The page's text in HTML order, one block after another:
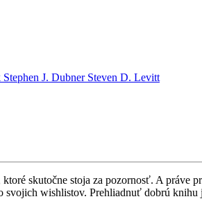
Stephen J. Dubner Steven D. Levitt
skutočne stoja za pozornosť. A práve
wishlistov. Prehliadnuť dobrú knihu